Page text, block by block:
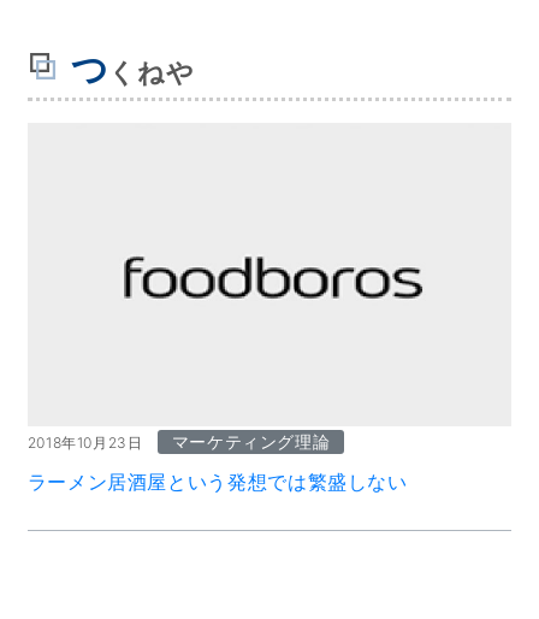
つ くねや
2018年10月23日 マーケティング理論
ラーメン居酒屋という発想では繁盛しない